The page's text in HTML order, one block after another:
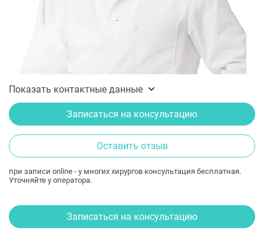
Показать контактные данные
Записаться на консультацию
Оставить отзыв
при записи online - у многих хирургов консультация бесплатная.
Уточняйте у оператора.
Записаться на консультацию